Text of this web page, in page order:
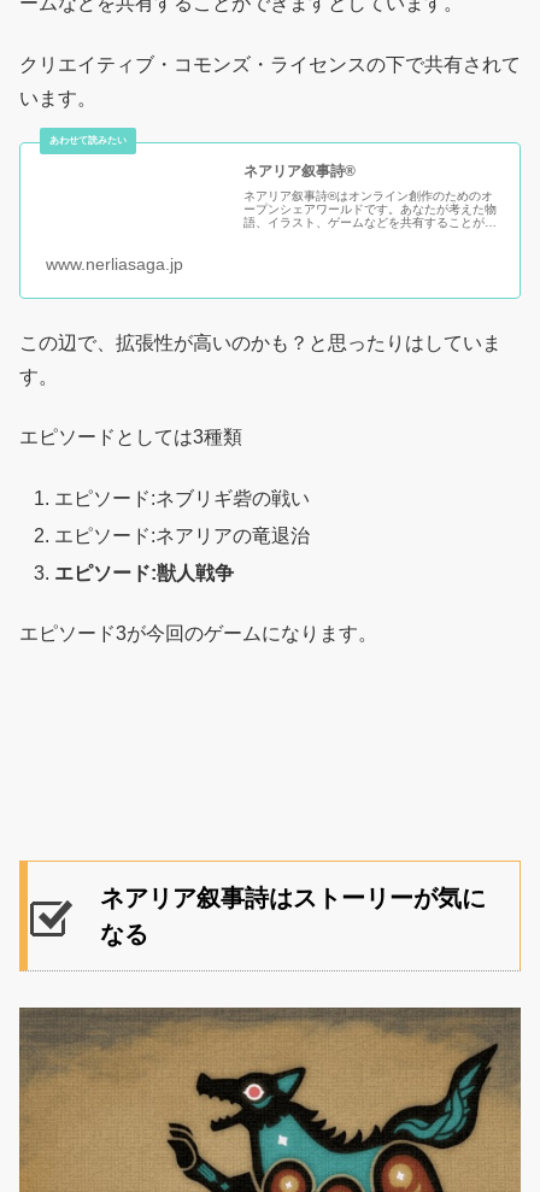
クリエイティブ・コモンズ・ライセンスの下で共有されて
います。
ネアリア叙事詩®
ネアリア叙事詩®はオンライン創作のためのオ
ープンシェアワールドです。あなたが考えた物
語、イラスト、ゲームなどを共有することがで
www.nerliasaga.jp
この辺で、拡張性が高いのかも？と思ったりはしていま
す。
エピソードとしては3種類
エピソード:ネブリギ砦の戦い
エピソード:ネアリアの竜退治
エピソード:獣人戦争
エピソード3が今回のゲームになります。
ネアリア叙事詩はストーリーが気に
なる